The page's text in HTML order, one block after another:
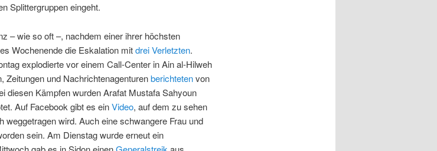
Splittergruppen eingeht.
– wie so oft –, nachdem einer ihrer höchsten
Wochenende die Eskalation mitdrei Verletzten.
explodierte vor einem Call-Center in Ain al-Hilweh
Zeitungen und Nachrichtenagenturenberichtetenvon
diesen Kämpfen wurden Arafat Mustafa Sahyoun
Auf Facebook gibt es einVideo, auf dem zu sehen
weggetragen wird. Auch eine schwangere Frau und
sein. Am Dienstag wurde erneut ein